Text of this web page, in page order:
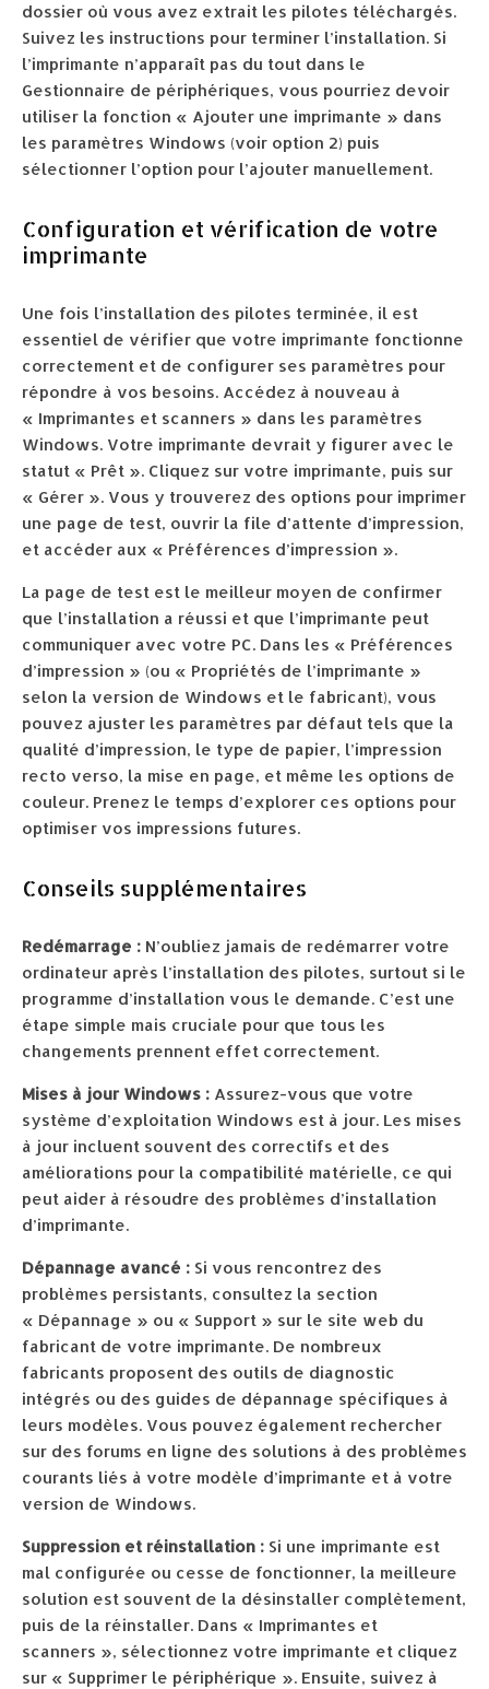
dossier où vous avez extrait les pilotes téléchargés.
Suivez les instructions pour terminer l’installation. Si
l’imprimante n’apparaît pas du tout dans le
Gestionnaire de périphériques, vous pourriez devoir
utiliser la fonction « Ajouter une imprimante » dans
les paramètres Windows (voir option 2) puis
sélectionner l’option pour l’ajouter manuellement.
Configuration et vérification de votre
imprimante
Une fois l’installation des pilotes terminée, il est
essentiel de vérifier que votre imprimante fonctionne
correctement et de configurer ses paramètres pour
répondre à vos besoins. Accédez à nouveau à
« Imprimantes et scanners » dans les paramètres
Windows. Votre imprimante devrait y figurer avec le
statut « Prêt ». Cliquez sur votre imprimante, puis sur
« Gérer ». Vous y trouverez des options pour imprimer
une page de test, ouvrir la file d’attente d’impression,
et accéder aux « Préférences d’impression ».
La page de test est le meilleur moyen de confirmer
que l’installation a réussi et que l’imprimante peut
communiquer avec votre PC. Dans les « Préférences
d’impression » (ou « Propriétés de l’imprimante »
selon la version de Windows et le fabricant), vous
pouvez ajuster les paramètres par défaut tels que la
qualité d’impression, le type de papier, l’impression
recto verso, la mise en page, et même les options de
couleur. Prenez le temps d’explorer ces options pour
optimiser vos impressions futures.
Conseils supplémentaires
Redémarrage : N’oubliez jamais de redémarrer votre
ordinateur après l’installation des pilotes, surtout si le
programme d’installation vous le demande. C’est une
étape simple mais cruciale pour que tous les
changements prennent effet correctement.
Mises à jour Windows : Assurez-vous que votre
système d’exploitation Windows est à jour. Les mises
à jour incluent souvent des correctifs et des
améliorations pour la compatibilité matérielle, ce qui
peut aider à résoudre des problèmes d’installation
d’imprimante.
Dépannage avancé : Si vous rencontrez des
problèmes persistants, consultez la section
« Dépannage » ou « Support » sur le site web du
fabricant de votre imprimante. De nombreux
fabricants proposent des outils de diagnostic
intégrés ou des guides de dépannage spécifiques à
leurs modèles. Vous pouvez également rechercher
sur des forums en ligne des solutions à des problèmes
courants liés à votre modèle d’imprimante et à votre
version de Windows.
Suppression et réinstallation : Si une imprimante est
mal configurée ou cesse de fonctionner, la meilleure
solution est souvent de la désinstaller complètement,
puis de la réinstaller. Dans « Imprimantes et
scanners », sélectionnez votre imprimante et cliquez
sur « Supprimer le périphérique ». Ensuite, suivez à